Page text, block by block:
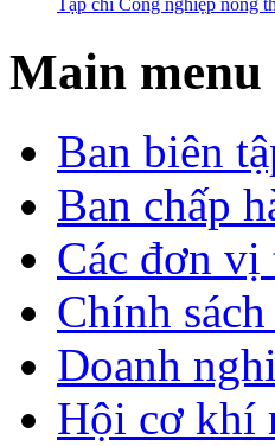
Tạp chí Công nghiệp nông
Main menu
Ban biên
Ban chấp
Các đơn vị
Chính
Doanh
Hội cơ khí